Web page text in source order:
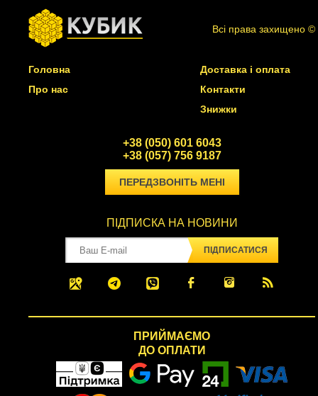
Всі права захищено ©
Головна
Про нас
Доставка і оплата
Контакти
Знижки
+38 (050) 601 6043
+38 (057) 756 9187
ПЕРЕДЗВОНІТЬ МЕНІ
ПІДПИСКА НА НОВИНИ
ПІДПИСАТИСЯ
ПРИЙМАЄМО
ДО ОПЛАТИ